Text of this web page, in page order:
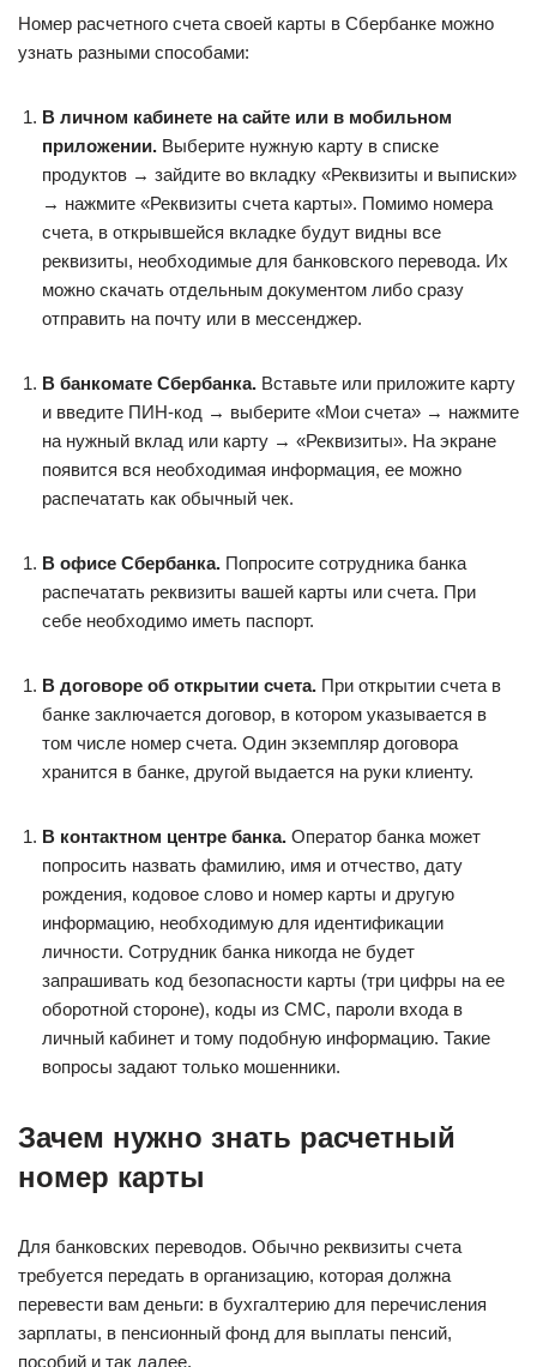
Номер расчетного счета своей карты в Сбербанке можно
узнать разными способами:
В личном кабинете на сайте или в мобильном
приложении. Выберите нужную карту в списке
продуктов → зайдите во вкладку «Реквизиты и выписки»
→ нажмите «Реквизиты счета карты». Помимо номера
счета, в открывшейся вкладке будут видны все
реквизиты, необходимые для банковского перевода. Их
можно скачать отдельным документом либо сразу
отправить на почту или в мессенджер.
В банкомате Сбербанка. Вставьте или приложите карту
и введите ПИН-код → выберите «Мои счета» → нажмите
на нужный вклад или карту → «Реквизиты». На экране
появится вся необходимая информация, ее можно
распечатать как обычный чек.
В офисе Сбербанка. Попросите сотрудника банка
распечатать реквизиты вашей карты или счета. При
себе необходимо иметь паспорт.
В договоре об открытии счета. При открытии счета в
банке заключается договор, в котором указывается в
том числе номер счета. Один экземпляр договора
хранится в банке, другой выдается на руки клиенту.
В контактном центре банка. Оператор банка может
попросить назвать фамилию, имя и отчество, дату
рождения, кодовое слово и номер карты и другую
информацию, необходимую для идентификации
личности. Сотрудник банка никогда не будет
запрашивать код безопасности карты (три цифры на ее
оборотной стороне), коды из СМС, пароли входа в
личный кабинет и тому подобную информацию. Такие
вопросы задают только мошенники.
Зачем нужно знать расчетный
номер карты
Для банковских переводов. Обычно реквизиты счета
требуется передать в организацию, которая должна
перевести вам деньги: в бухгалтерию для перечисления
зарплаты, в пенсионный фонд для выплаты пенсий,
пособий и так далее.